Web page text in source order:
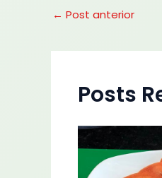
← Post anterior
Posts